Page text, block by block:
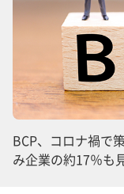
BCP、コロナ禍で
み企業の約17％も